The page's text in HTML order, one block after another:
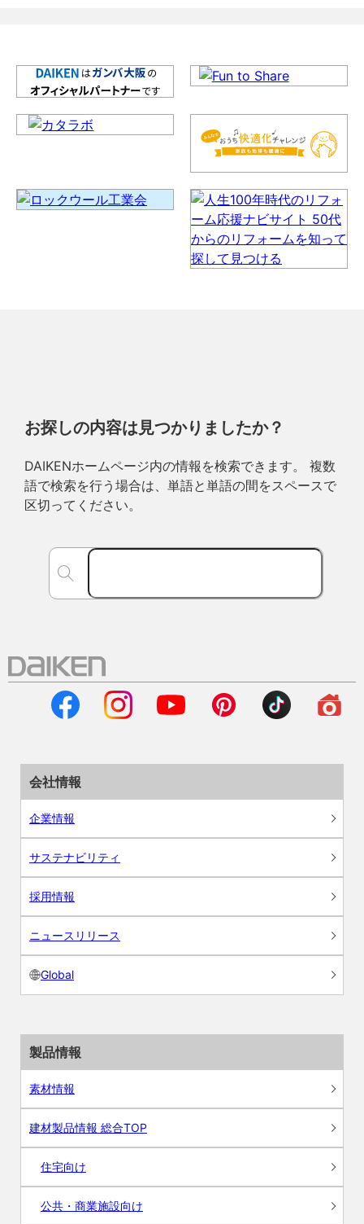
お探しの内容は見つかりましたか？
DAIKENホームページ内の情報を検索できます。 複数
語で検索を行う場合は、単語と単語の間をスペースで
区切ってください。
会社情報
企業情報
サステナビリティ
採用情報
ニュースリリース
Global
製品情報
素材情報
建材製品情報 総合TOP
住宅向け
公共・商業施設向け